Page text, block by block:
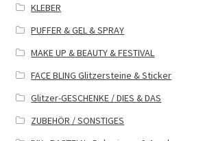
KLEBER
PUFFER & GEL & SPRAY
MAKE UP & BEAUTY & FESTIVAL
FACE BLING Glitzersteine & Sticker
Glitzer-GESCHENKE / DIES & DAS
ZUBEHÖR / SONSTIGES